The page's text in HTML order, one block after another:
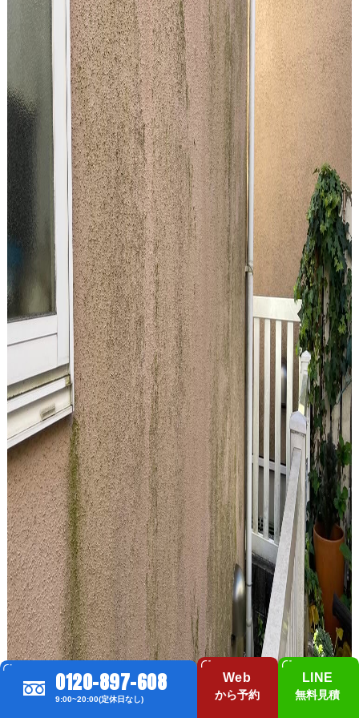
0120-897-608
9:00~20:00(定休日なし)
Web
から予約
LINE
無料見積